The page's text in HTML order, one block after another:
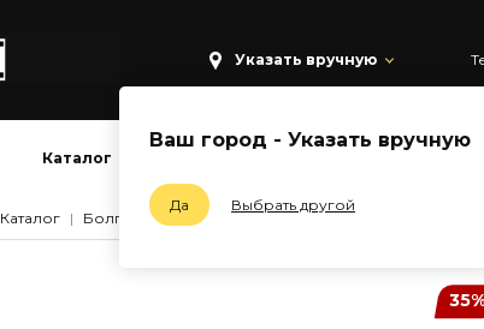
Указать вручную
Ваш город - Указать вручную
Да Выбрать другой
Каталог
Каталог Болгарки АКБ
35%